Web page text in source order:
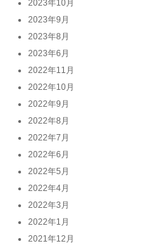
2023年10月
2023年9月
2023年8月
2023年6月
2022年11月
2022年10月
2022年9月
2022年8月
2022年7月
2022年6月
2022年5月
2022年4月
2022年3月
2022年1月
2021年12月